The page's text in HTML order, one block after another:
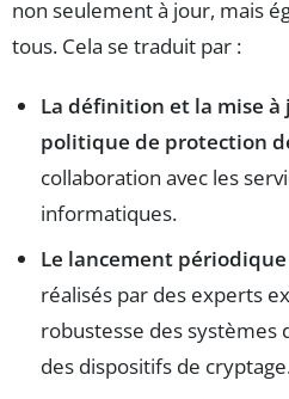
non seulement à jour, mais
tous. Cela se traduit par :
La définition et la mise à
politique de protection
collaboration avec les
informatiques.
Le lancement
réalisés par des experts
robustesse des systèmes
des dispositifs de